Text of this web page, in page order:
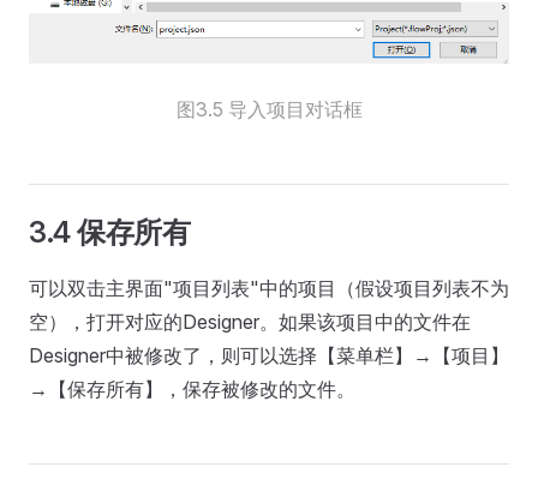
图3.5 导入项目对话框
3.4 保存所有
可以双击主界面"项目列表"中的项目（假设项目列表不为
空），打开对应的Designer。如果该项目中的文件在
Designer中被修改了，则可以选择【菜单栏】→【项目】
→【保存所有】，保存被修改的文件。